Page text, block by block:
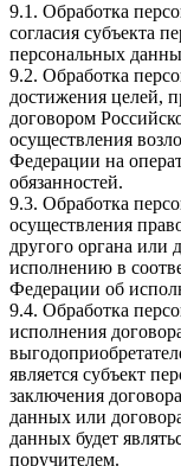
9.1. Обработка
согласия субъекта
персональных
9.2. Обработка
достижения целей,
договором
осуществления
Федерации на
обязанностей.
9.3. Обработка
осуществления
другого органа
исполнению в
Федерации об
9.4. Обработка
исполнения
является субъект
заключения
данных или
данных будет
поручителем.